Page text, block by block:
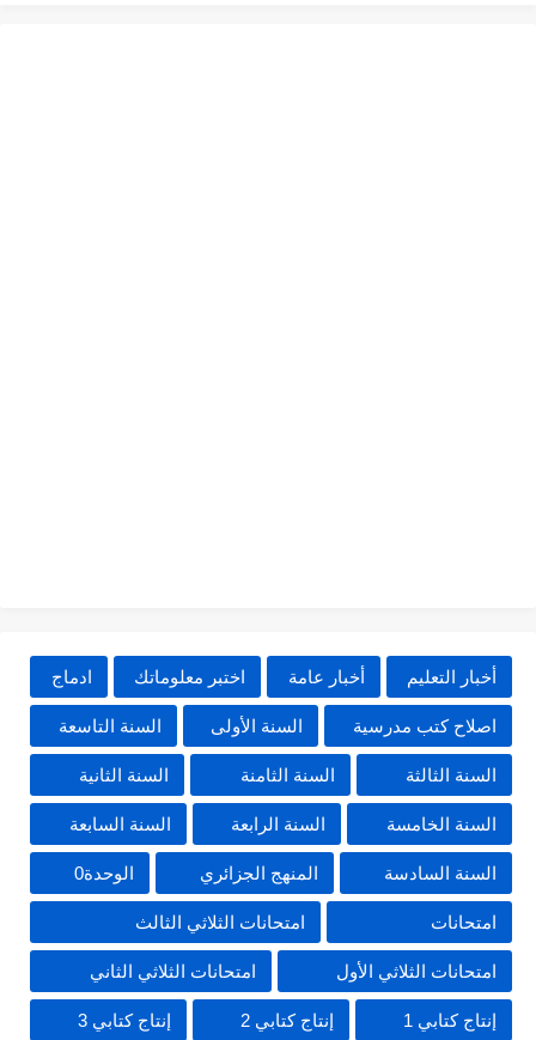
أخبار التعليم أخبار عامة اختبر معلوماتك ادماج
اصلاح كتب مدرسية السنة الأولى السنة التاسعة
السنة الثالثة السنة الثامنة السنة الثانية
السنة الخامسة السنة الرابعة السنة السابعة
السنة السادسة المنهج الجزائري الوحدة0
امتحانات امتحانات الثلاثي الثالث
امتحانات الثلاثي الأول امتحانات الثلاثي الثاني
إنتاج كتابي 1 إنتاج كتابي 2 إنتاج كتابي 3